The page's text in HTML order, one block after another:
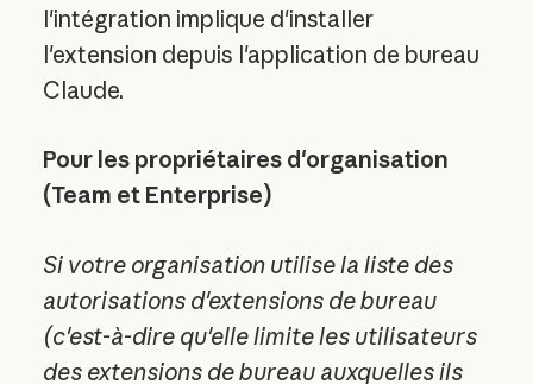
l'intégration implique d'installer
l'extension depuis l'application de bureau
Claude.
Pour les propriétaires d'organisation
(Team et Enterprise)
Si votre organisation utilise la liste des
autorisations d'extensions de bureau
(c'est-à-dire qu'elle limite les utilisateurs
des extensions de bureau auxquelles ils